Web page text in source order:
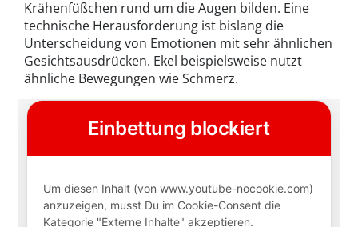
Krähenfüßchen rund um die Augen bilden. Eine
technische Herausforderung ist bislang die
Unterscheidung von Emotionen mit sehr ähnlichen
Gesichtsausdrücken. Ekel beispielsweise nutzt
ähnliche Bewegungen wie Schmerz.